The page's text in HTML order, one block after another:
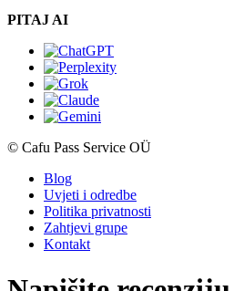
PITAJ AI
© Cafu Pass Service OÜ
Blog
Uvjeti i odredbe
Politika privatnosti
Zahtjevi grupe
Kontakt